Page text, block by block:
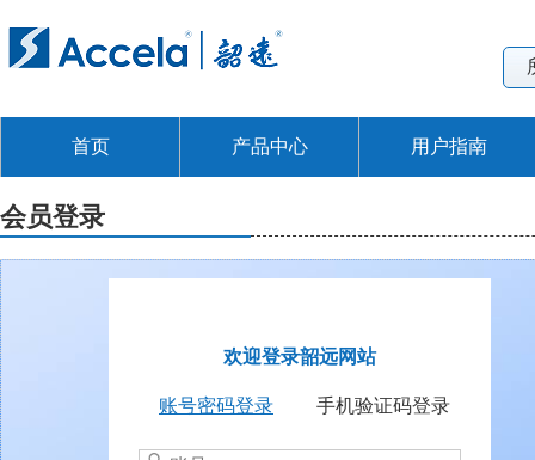
首页 产品中心 用户指南
会员登录
欢迎登录韶远网站
账号密码登录 手机验证码登录